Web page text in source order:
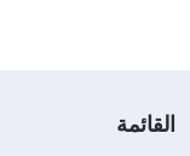
القائمة